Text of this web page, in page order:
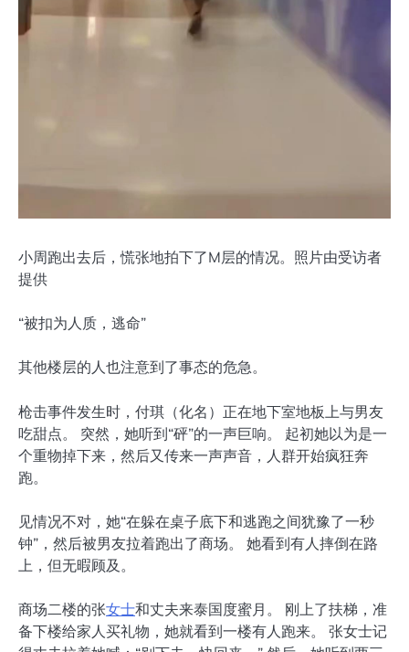
小周跑出去后，慌张地拍下了M层的情况。照片由受访者
提供
“被扣为人质，逃命”
其他楼层的人也注意到了事态的危急。
枪击事件发生时，付琪（化名）正在地下室地板上与男友
吃甜点。 突然，她听到“砰”的一声巨响。 起初她以为是一
个重物掉下来，然后又传来一声声音，人群开始疯狂奔
跑。
见情况不对，她“在躲在桌子底下和逃跑之间犹豫了一秒
钟”，然后被男友拉着跑出了商场。 她看到有人摔倒在路
上，但无暇顾及。
商场二楼的张女士和丈夫来泰国度蜜月。 刚上了扶梯，准
备下楼给家人买礼物，她就看到一楼有人跑来。 张女士记